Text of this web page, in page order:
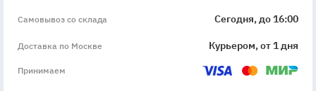
Самовывоз со склада Сегодня, до 16:00
Доставка по Москве Курьером, от 1 дня
Принимаем